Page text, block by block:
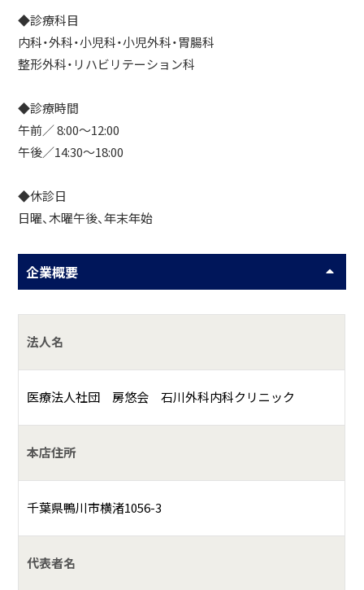
◆​診療科目
内科・外科・小児科・小児外科・胃腸科
整形外科・リハビリテーション科
◆診療時間
午前／​ 8:00～12:00
​午後／​14:30～18:00
◆休診日
日曜、木曜午後、年末年始
企業概要
法人名
医療法人社団 房悠会 石川外科内科クリニック
本店住所
千葉県鴨川市横渚1056-3
代表者名